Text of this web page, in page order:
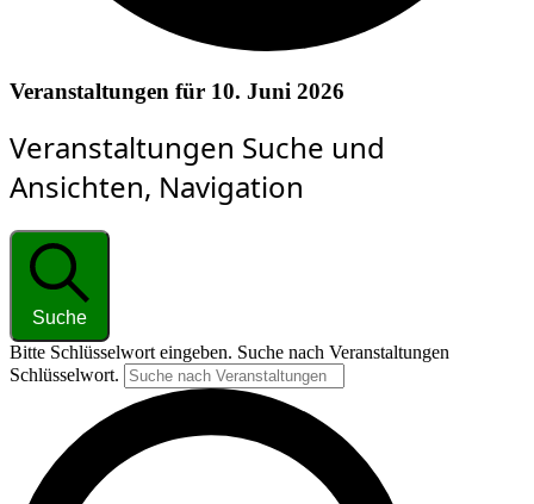
Veranstaltungen für 10. Juni 2026
Veranstaltungen Suche und
Ansichten, Navigation
Suche
Bitte Schlüsselwort eingeben. Suche nach Veranstaltungen
Schlüsselwort.